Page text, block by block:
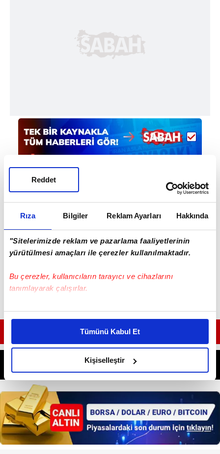
Rıza Bilgiler Reklam Ayarları Hakkında
"Sitelerimizde reklam ve pazarlama faaliyetlerinin
yürütülmesi amaçları ile çerezler kullanılmaktadır.
Bu çerezler, kullanıcıların tarayıcı ve cihazlarını
tanımlayarak çalışırlar.
Bu çerezlere izin vermeniz halinde sizlere özel
daha iyi reklam deneyimi yaşatabiliriz. Bunu yaparken
amacımızın size daha iyi bir reklam deneyimi sunmak
olduğunu ve sizlere en iyi içerikleri sunabilmek adına
elimizden gelen çabayı gösterdiğimizi ve bu noktada,
reklamların maliyetlerimizi karşılamak noktasında tek gelir
kalemimiz olduğunu sizlere hatırlatmak isteriz.
Her halükârda, kullanıcılar, bu çerezlere izin vermedikleri
takdirde, kullanıcılara hedefli reklamlar
gösterilmeyecektir."
Tümünü Kabul Et
Kişiselleştir
Reddet
Haber Girişi
Mete Efendioğlu - Editör
GÜNÜN EN ÖNEMLİ MANŞETLERİ İÇİN TIKLAYIN